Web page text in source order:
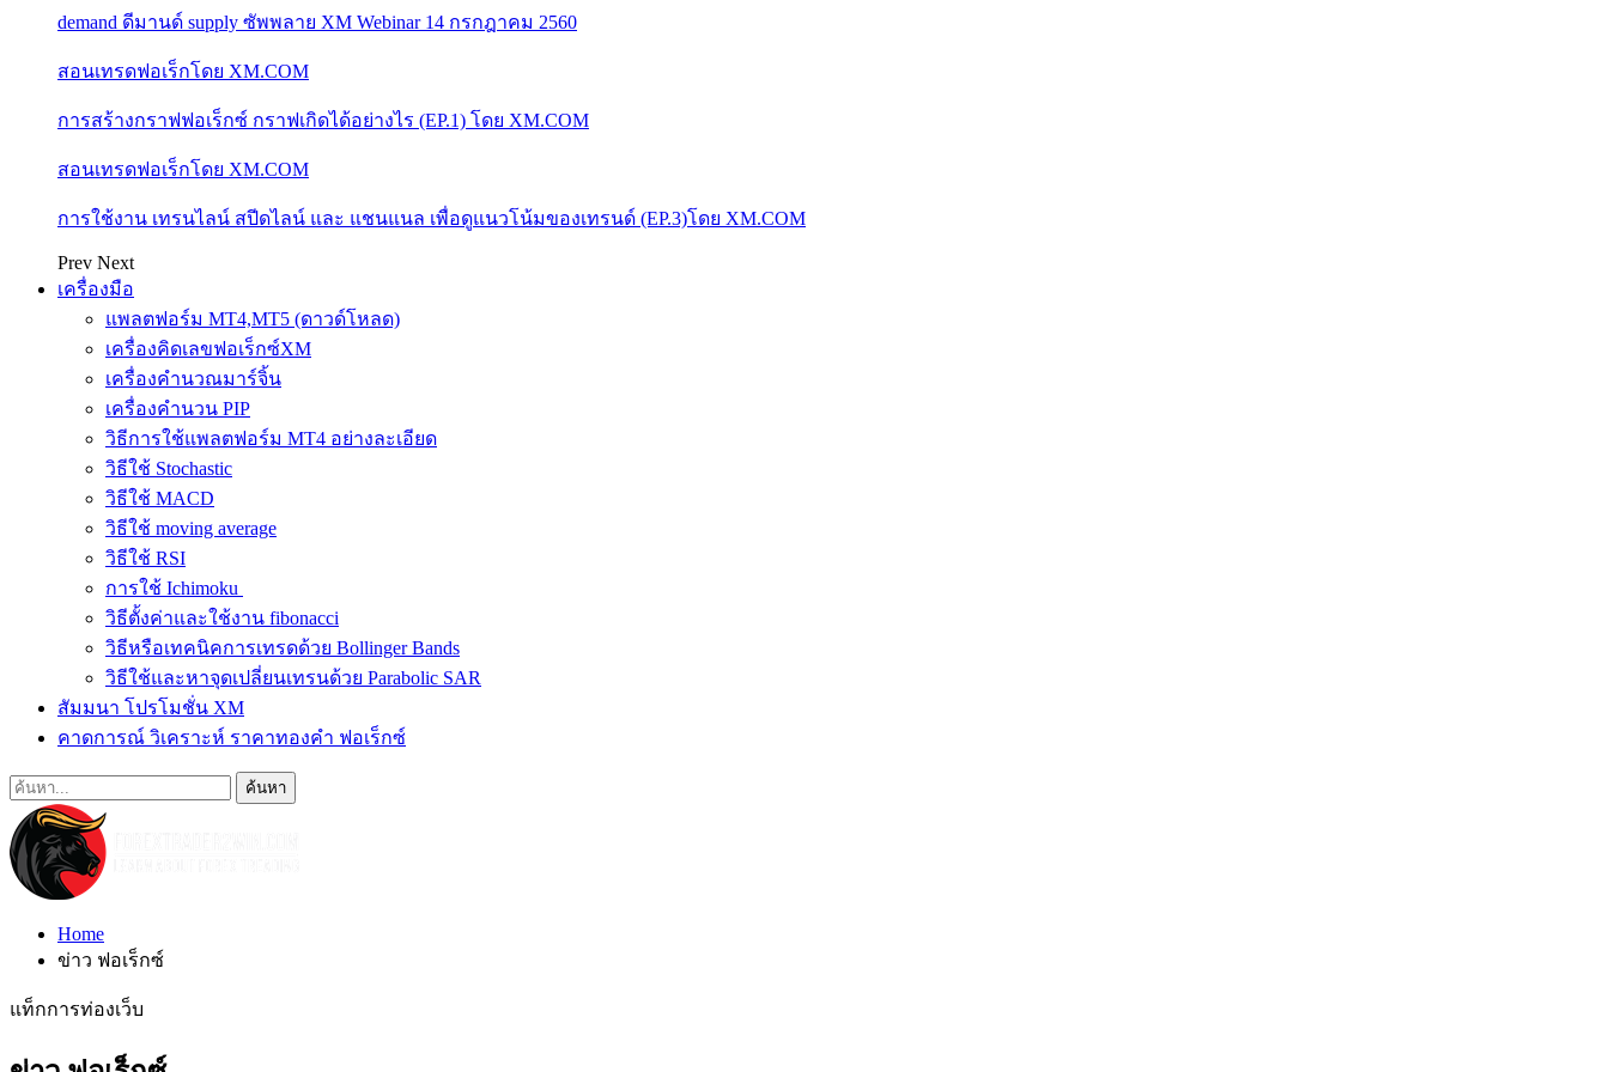
demand ดีมานด์ supply ซัพพลาย XM Webinar 14 กรกฎาคม 2560
สอนเทรดฟอเร็กโดย XM.COM
การสร้างกราฟฟอเร็กซ์ กราฟเกิดได้อย่างไร (EP.1) โดย XM.COM
สอนเทรดฟอเร็กโดย XM.COM
การใช้งาน เทรนไลน์ สปีดไลน์ และ แชนแนล เพื่อดูแนวโน้มของเทรนด์ (EP.3)โดย XM.COM
Prev Next
เครื่องมือ
แพลตฟอร์ม MT4,MT5 (ดาวด์โหลด)
เครื่องคิดเลขฟอเร็กซ์XM
เครื่องคำนวณมาร์จิ้น
เครื่องคำนวน PIP
วิธีการใช้แพลตฟอร์ม MT4 อย่างละเอียด
วิธีใช้ Stochastic
วิธีใช้ MACD
วิธีใช้ moving average
วิธีใช้ RSI
การใช้ Ichimoku
วิธีตั้งค่าและใช้งาน fibonacci
วิธีหรือเทคนิคการเทรดด้วย Bollinger Bands
วิธีใช้และหาจุดเปลี่ยนเทรนด้วย Parabolic SAR
สัมมนา โปรโมชั่น XM
คาดการณ์ วิเคราะห์ ราคาทองคำ ฟอเร็กซ์
Home
ข่าว ฟอเร็กซ์
แท็กการท่องเว็บ